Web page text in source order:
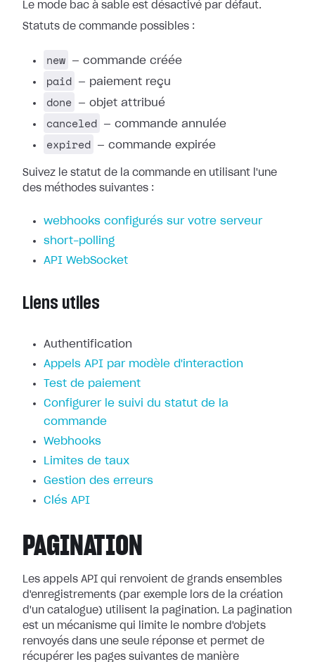
Le mode bac à sable est désactivé par défaut.
Statuts de commande possibles :
new — commande créée
paid — paiement reçu
done — objet attribué
canceled — commande annulée
expired — commande expirée
Suivez le statut de la commande en utilisant l'une
des méthodes suivantes :
webhooks configurés sur votre serveur
short-polling
API WebSocket
Liens utiles
Authentification
Appels API par modèle d'interaction
Test de paiement
Configurer le suivi du statut de la
commande
Webhooks
Limites de taux
Gestion des erreurs
Clés API
PAGINATION
Les appels API qui renvoient de grands ensembles
d'enregistrements (par exemple lors de la création
d'un catalogue) utilisent la pagination. La pagination
est un mécanisme qui limite le nombre d'objets
renvoyés dans une seule réponse et permet de
récupérer les pages suivantes de manière